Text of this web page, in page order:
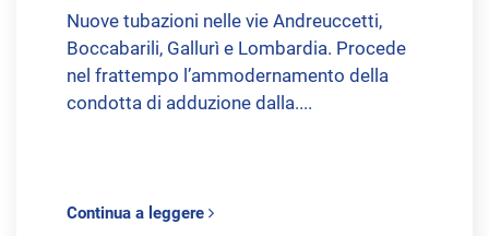
Nuove tubazioni nelle vie Andreuccetti,
Boccabarili, Gallurì e Lombardia. Procede
nel frattempo l’ammodernamento della
condotta di adduzione dalla....
Continua a leggere